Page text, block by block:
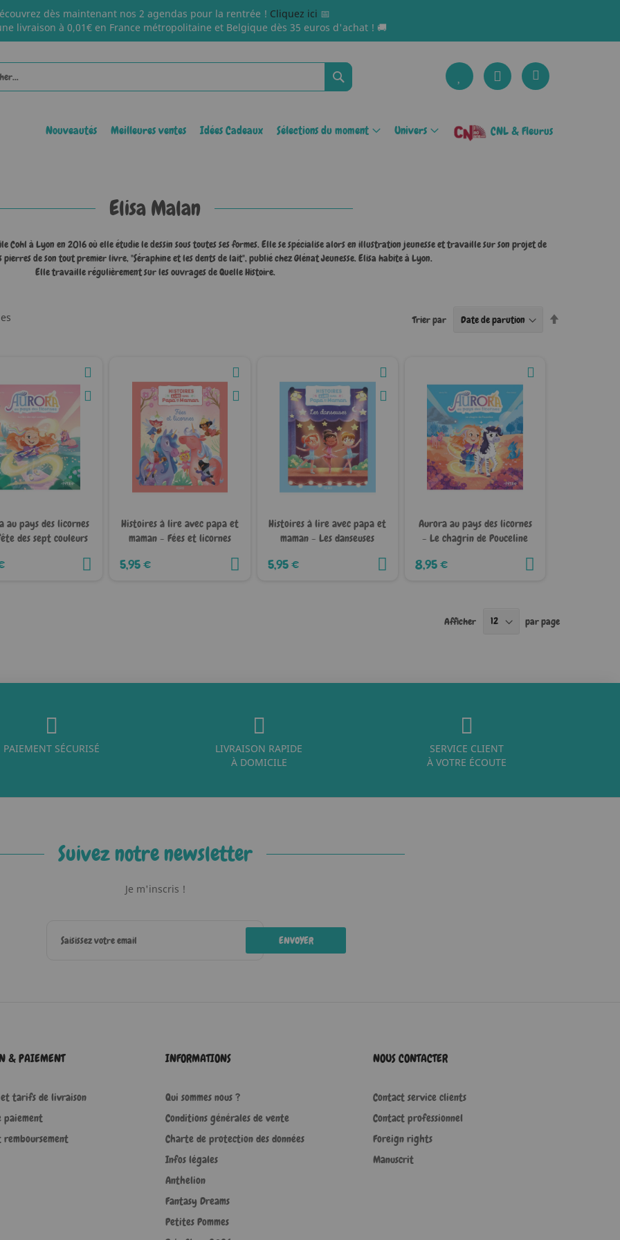
dès maintenant nos 2 agendas pour la rentrée ! Cliquez ici 📅
livraison à 0,01€ en France métropolitaine et Belgique dès 35 euros d'achat ! 🚚
Rechercher
Nouveautés Meilleures ventes Idées Cadeaux Sélections du moment Univers CNL & Fleurus
Elisa Malan
Cohl à Lyon en 2016 où elle étudie le dessin sous toutes ses formes. Elle se spécialise alors en illustration jeunesse et travaille sur son projet de
pierres de son tout premier livre, "Séraphine et les dents de lait", publié chez Glénat Jeunesse. Elisa habite à Lyon.
Elle travaille régulièrement sur les ouvrages de Quelle Histoire.
Trier par
au pays des licornes
des sept couleurs
Histoires à lire avec papa et
maman - Fées et licornes
5,95 €
Histoires à lire avec papa et
maman - Les danseuses
5,95 €
Aurora au pays des licornes
- Le chagrin de Pouceline
8,95 €
Afficher par page
PAIEMENT SÉCURISÉ
LIVRAISON RAPIDE
À DOMICILE
SERVICE CLIENT
À VOTRE ÉCOUTE
Suivez notre newsletter
Je m'inscris !
ENVOYER
& PAIEMENT
et tarifs de livraison
paiement
remboursement
INFORMATIONS
Qui sommes nous ?
Conditions générales de vente
Charte de protection des données
Infos légales
Anthelion
Fantasy Dreams
Petites Pommes
NOUS CONTACTER
Contact service clients
Contact professionnel
Foreign rights
Manuscrit